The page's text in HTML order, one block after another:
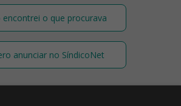
encontrei o que procurava
anunciar no SíndicoNet